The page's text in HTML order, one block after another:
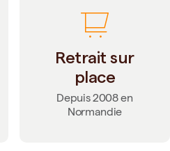
Retrait sur
place
Depuis 2008 en
Normandie